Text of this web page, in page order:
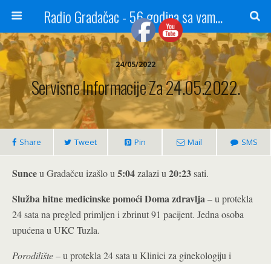
Radio Gradačac - 56 godina sa vama...
24/05/2022
Servisne Informacije Za 24.05.2022.
Share Tweet Pin Mail SMS
Sunceu Gradačcu izašlo u 5:04zalazi u 20:23sati.
Služba hitne medicinske pomoći Doma zdravlja– u protekla
24 sata na pregled primljen i zbrinut 91 pacijent. Jedna osoba
upućena u UKC Tuzla.
Porodilište– u protekla 24 sata u Klinici za ginekologiju i